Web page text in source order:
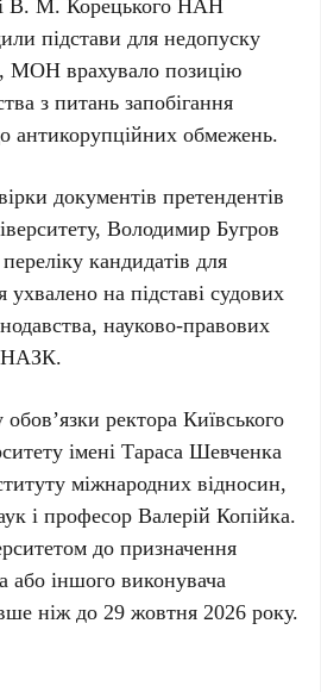
підстави для недопуску
МОН врахувало позицію
з питань запобігання
антикорупційних обмежень.
документів претендентів
Володимир Бугров
кандидатів для
на підставі судових
науково-правових
НАЗК.
обов’язки ректораКиївського
імені Тараса Шевченка
міжнародних відносин,
і професорВалерій Копійка.
до призначення
або іншого виконувача
ніж до29 жовтня 2026 року.